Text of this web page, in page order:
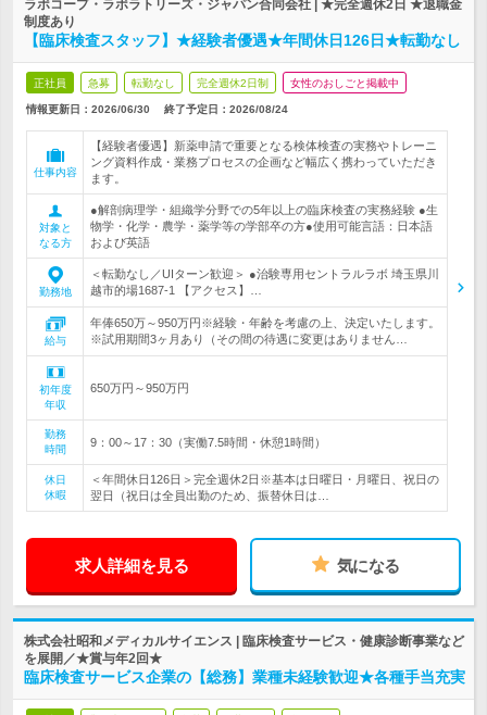
ラボコープ・ラボラトリーズ・ジャパン合同会社 | ★完全週休2日 ★退職金
制度あり
【臨床検査スタッフ】★経験者優遇★年間休日126日★転勤なし
正社員 急募 転勤なし 完全週休2日制 女性のおしごと掲載中
情報更新日：2026/06/30 終了予定日： 2026/08/24
仕事内容
【経験者優遇】新薬申請で重要となる検体検査の実務やトレーニ
ング資料作成・業務プロセスの企画など幅広く携わっていただき
ます。
対象と
なる方
●解剖病理学・組織学分野での5年以上の臨床検査の実務経験 ●生
物学・化学・農学・薬学等の学部卒の方●使用可能言語：日本語
および英語
勤務地
＜転勤なし／UIターン歓迎＞ ●治験専用セントラルラボ 埼玉県川
越市的場1687-1 【アクセス】…
給与
年俸650万～950万円※経験・年齢を考慮の上、決定いたします。
※試用期間3ヶ月あり（その間の待遇に変更はありません…
初年度
年収
650万円～950万円
勤務
時間
9：00～17：30（実働7.5時間・休憩1時間）
休日
休暇
＜年間休日126日＞完全週休2日※基本は日曜日・月曜日、祝日の
翌日（祝日は全員出勤のため、振替休日は…
求人詳細を見る 気になる
株式会社昭和メディカルサイエンス | 臨床検査サービス・健康診断事業など
を展開／★賞与年2回★
臨床検査サービス企業の【総務】業種未経験歓迎★各種手当充実